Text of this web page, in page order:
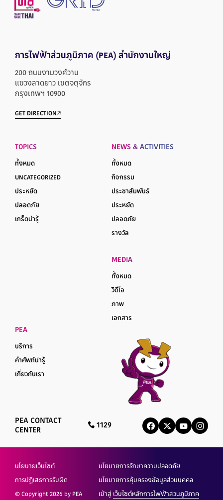
การไฟฟ้าส่วนภูมิภาค (PEA) สำนักงานใหญ่
200 ถนนงามวงศ์วาน
แขวงลาดยาว เขตจตุจักร
กรุงเทพฯ 10900
GET DIRECTION
TOPICS
ทั้งหมด
UNCATEGORIZED
ประหยัด
ปลอดภัย
เกร็ดน่ารู้
NEWS & ACTIVITIES
ทั้งหมด
กิจกรรม
ประชาสัมพันธ์
ประหยัด
ปลอดภัย
รางวัล
MEDIA
ทั้งหมด
วิดีโอ
ภาพ
เอกสาร
PEA
บริการ
คำศัพท์น่ารู้
เกี่ยวกับเรา
PEA CONTACT
CENTER
1129
นโยบายเว็บไซต์ นโยบายการรักษาความปลอดภัย
นโยบายการคุ้มครองข้อมูลส่วนบุคคล
การปฏิเสธการรับผิด
© Copyright 2026 by PEA เข้าสู่ เว็บไซต์หลักการไฟฟ้าส่วนภูมิภาค